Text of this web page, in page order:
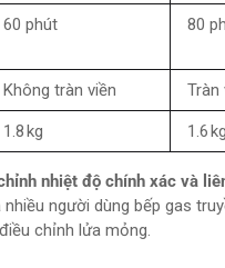
60 phút 80
Không tràn viền Tràn
1.8 kg 1.6 kg
nhiệt độ chính xác và
người dùng bếp gas
chỉnh lửa mỏng.